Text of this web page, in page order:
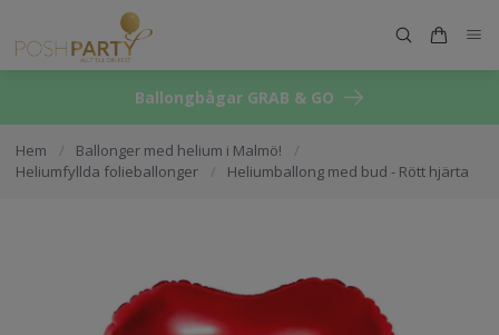
Ballongbågar GRAB & GO
Hem / Ballonger med helium i Malmö!
/
Heliumfyllda folieballonger
/ Heliumballong med bud - Rött hjärta